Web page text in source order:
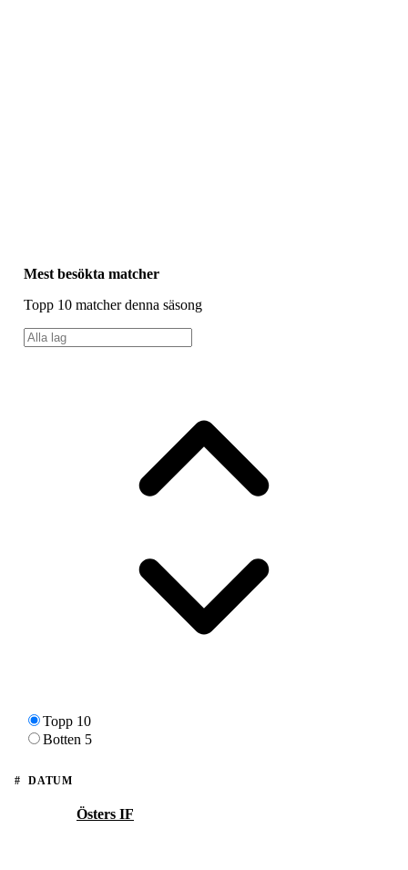
Mest besökta matcher
Topp 10 matcher denna säsong
Topp 10
Botten 5
# DATUM
Östers IF